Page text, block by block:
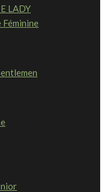
LADY
Féminine